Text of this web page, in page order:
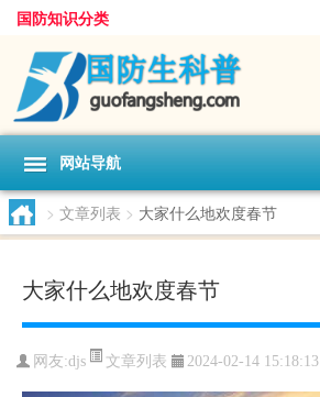
国防知识分类
网站导航
> 文章列表 > 大家什么地欢度春节
大家什么地欢度春节
网友:djs 文章列表 2024-02-14 15:18:13